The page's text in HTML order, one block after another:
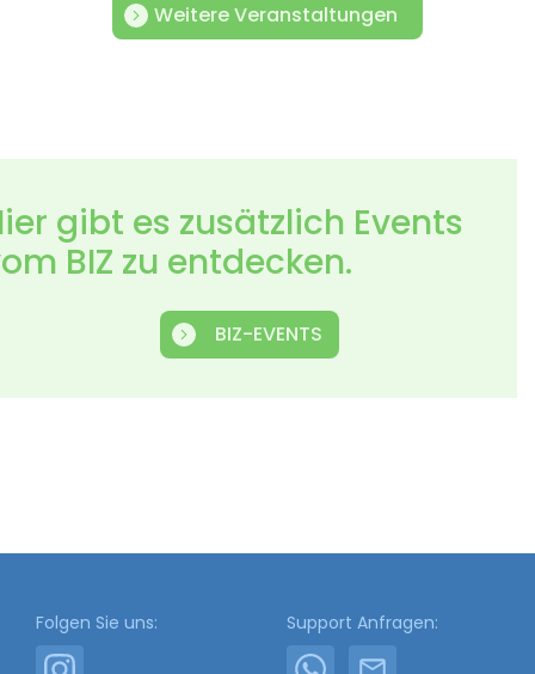
Weitere Veranstaltungen
gibt es zusätzlich Events
BIZ zu entdecken.
BIZ-EVENTS
Folgen Sie uns: Support Anfragen: